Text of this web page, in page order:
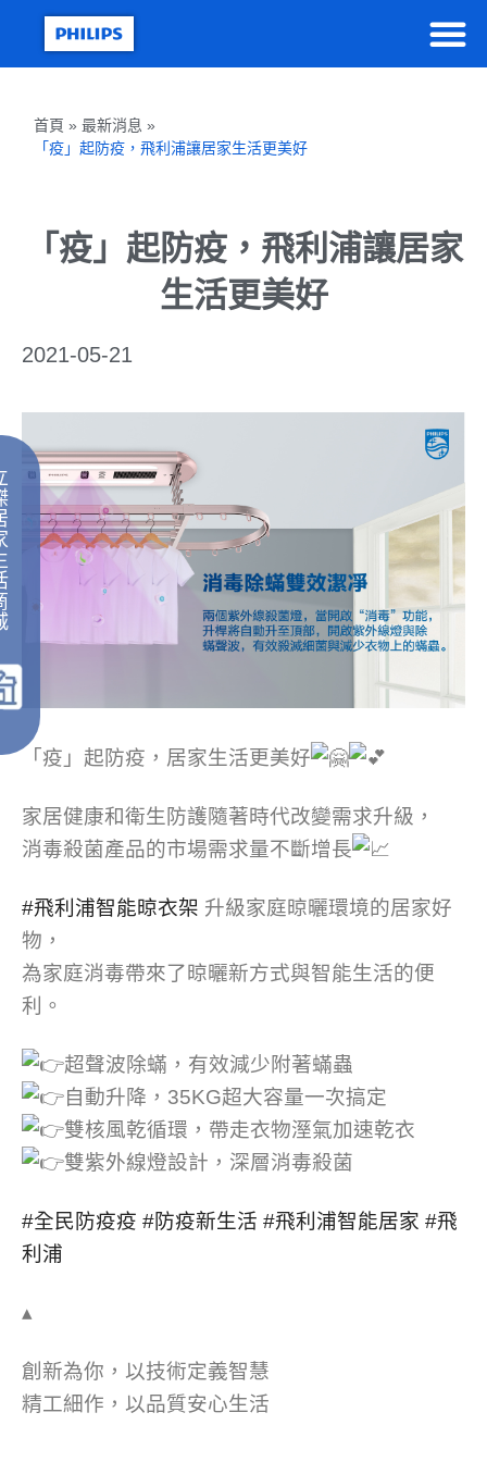
首頁 » 最新消息 »
「疫」起防疫，飛利浦讓居家生活更美好
「疫」起防疫，飛利浦讓居家
生活更美好
2021-05-21
「疫」起防疫，居家生活更美好
家居健康和衛生防護隨著時代改變需求升級，
消毒殺菌產品的市場需求量不斷增長
#飛利浦智能晾衣架 升級家庭晾曬環境的居家好
物，
為家庭消毒帶來了晾曬新方式與智能生活的便
利。
超聲波除蟎，有效減少附著蟎蟲
自動升降，35KG超大容量一次搞定
雙核風乾循環，帶走衣物溼氣加速乾衣
雙紫外線燈設計，深層消毒殺菌
#全民防疫疫 #防疫新生活 #飛利浦智能居家 #飛
利浦
▴
創新為你，以技術定義智慧
精工細作，以品質安心生活